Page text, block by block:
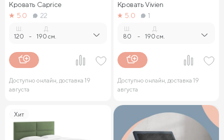
Кровать Caprice
5.0
22
Ш.
120 -
Д.
190 см.
Доступно онлайн, доставка 19
августа
Кровать Vivien
5.0
1
Ш.
80 -
Д.
190 см.
Доступно онлайн, доставка 19
августа
Хит